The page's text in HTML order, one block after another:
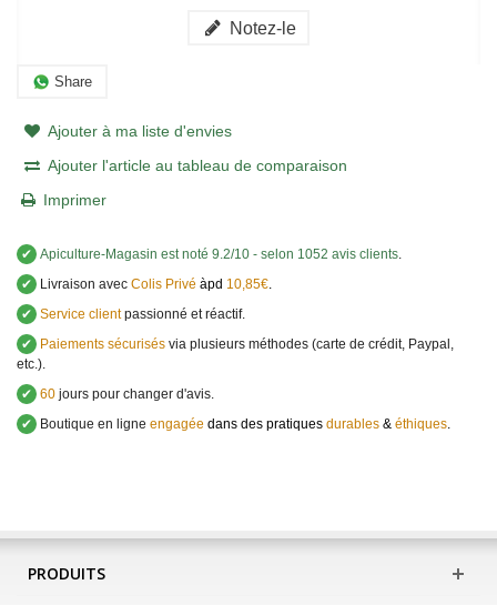
Notez-le
Share
Ajouter à ma liste d'envies
Ajouter l'article au tableau de comparaison
Imprimer
✔ Apiculture-Magasin est noté 9.2/10 - selon 1052 avis clients.
✔
Livraison avec Colis Privé àpd 10,85€.
✔ Service clientpassionné et réactif.
✔
Paiements sécurisés via plusieurs méthodes (carte de crédit, Paypal,
etc.).
✔ 60 jours pour changer d'avis.
✔
Boutique en ligne engagée dans des pratiques durables & éthiques.
PRODUITS